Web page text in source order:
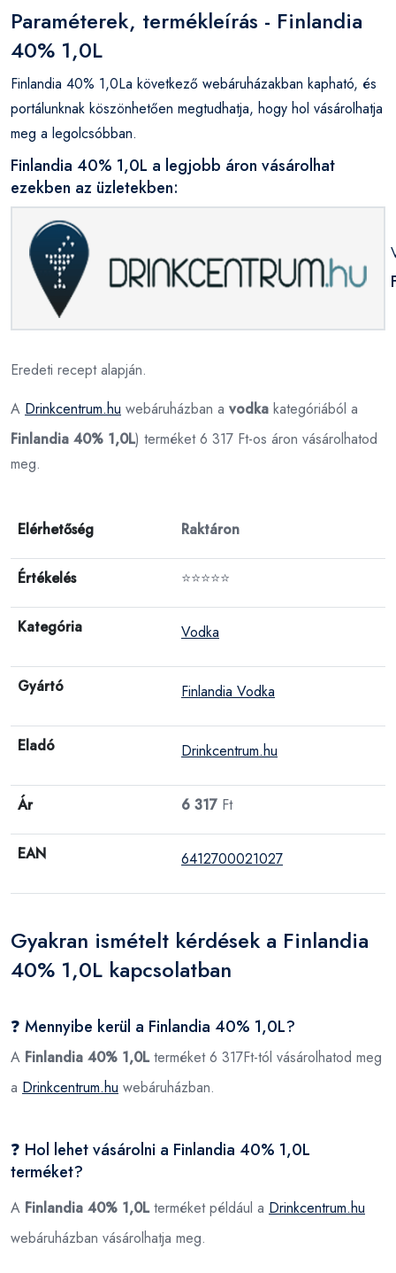
Paraméterek, termékleírás - Finlandia
40% 1,0L
Finlandia 40% 1,0La következő webáruházakban kapható, és
portálunknak köszönhetően megtudhatja, hogy hol vásárolhatja
meg a legolcsóbban.
Finlandia 40% 1,0L a legjobb áron vásárolhat
ezekben az üzletekben:
Eredeti recept alapján.
A Drinkcentrum.hu webáruházban a vodka kategóriából a
Finlandia 40% 1,0L) terméket 6 317 Ft-os áron vásárolhatod
meg.
Elérhetőség Raktáron
Értékelés ⭐⭐⭐⭐⭐
Kategória Vodka
Gyártó Finlandia Vodka
Eladó Drinkcentrum.hu
Ár 6 317 Ft
EAN 6412700021027
Gyakran ismételt kérdések a Finlandia
40% 1,0L kapcsolatban
❓ Mennyibe kerül a Finlandia 40% 1,0L?
A Finlandia 40% 1,0Lterméket 6 317Ft-tól vásárolhatod meg
a Drinkcentrum.hu webáruházban.
❓ Hol lehet vásárolni a Finlandia 40% 1,0L
terméket?
A Finlandia 40% 1,0Lterméket például a Drinkcentrum.hu
webáruházban vásárolhatja meg.